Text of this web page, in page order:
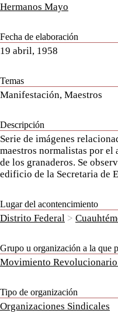
Hermanos Mayo
Fecha de elaboración
19 abril, 1958
Temas
Manifestación, Maestros
Descripción
Serie de imágenes
maestros normalistas por
de los granaderos. Se
edificio de la Secretaria de
Lugar del acontencimiento
Distrito Federal >
Grupo u organización a la que
Movimiento
Tipo de organización
Organizaciones Sindicales